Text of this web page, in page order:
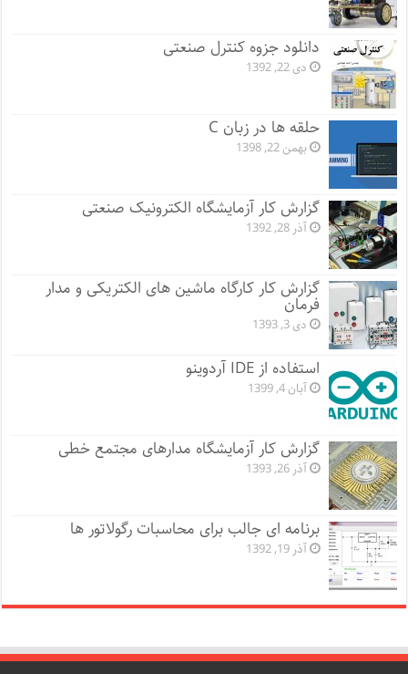
دانلود جزوه کنترل صنعتی
دی 22, 1392
حلقه ها در زبان C
بهمن 22, 1398
گزارش کار آزمایشگاه الکترونیک صنعتی
آذر 28, 1392
گزارش کار کارگاه ماشین های الکتریکی و مدار
فرمان
دی 3, 1393
استفاده از IDE آردوینو
آبان 4, 1399
گزارش کار آزمایشگاه مدارهای مجتمع خطی
آذر 26, 1393
برنامه ای جالب برای محاسبات رگولاتور ها
آذر 19, 1392